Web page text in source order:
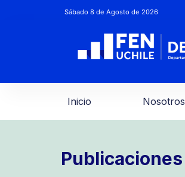
Sábado 8 de Agosto de 2026
Inicio Nosotros
Publicaciones